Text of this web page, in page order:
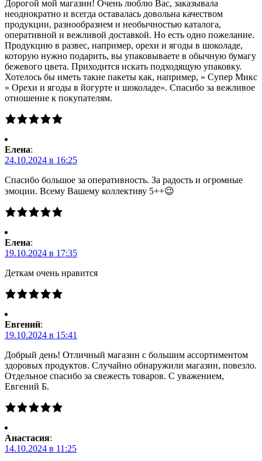
Дорогой мой магазин! Очень люблю Вас, заказывала
неоднократно и всегда оставалась довольна качеством
продукции, разнообразием и необычностью каталога,
оперативной и вежливой доставкой. Но есть одно пожелание.
Продукцию в развес, например, орехи и ягоды в шоколаде,
которую нужно подарить, вы упаковываете в обычную бумагу
бежевого цвета. Приходится искать подходящую упаковку.
Хотелось бы иметь такие пакеты как, например, » Супер Микс
» Орехи и ягоды в йогурте и шоколаде». Спасибо за вежливое
отношение к покупателям.
Елена:
24.10.2024 в 16:25
Спасибо большое за оперативность. За радость и огромные
эмоции. Всему Вашему коллективу 5++😉
Елена:
19.10.2024 в 17:35
Деткам очень нравится
Евгений:
19.10.2024 в 15:41
Добрый день! Отличный магазин с большим ассортиментом
здоровых продуктов. Случайно обнаружили магазин, повезло.
Отдельное спасибо за свежесть товаров. С уважением,
Евгений Б.
Анастасия:
14.10.2024 в 11:25